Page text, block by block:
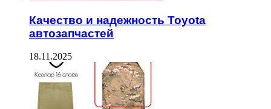
Качество и надежность Toyota
автозапчастей
18.11.2025